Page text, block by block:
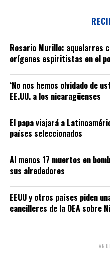
Rosario Murillo: aquelarres
orígenes espiritistas en el
‘No nos hemos olvidado de
EE.UU. a los nicaragüenses
El papa viajará a
países seleccionados
Al menos 17 muertos en
sus alrededores
EEUU y otros países piden
cancilleres de la OEA sobre